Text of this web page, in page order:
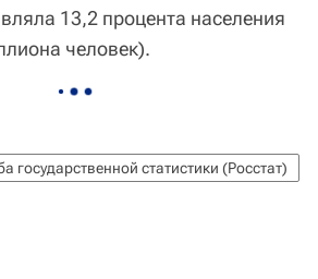
13,2 процента населения
человек).
государственной статистики (Росстат)